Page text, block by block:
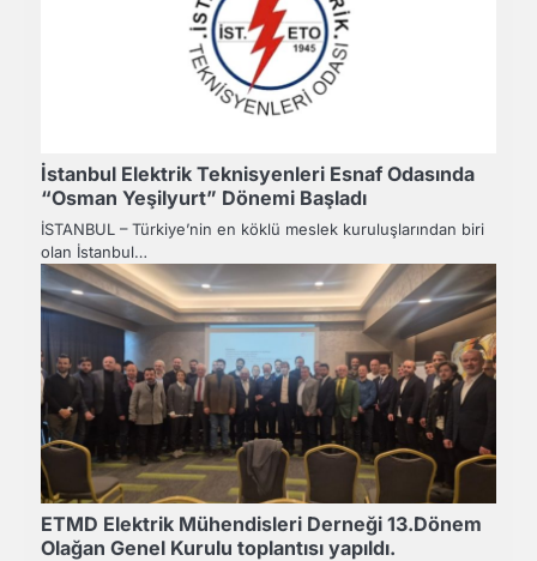
İstanbul Elektrik Teknisyenleri Esnaf Odasında
“Osman Yeşilyurt” Dönemi Başladı
İSTANBUL – Türkiye’nin en köklü meslek kuruluşlarından biri
olan İstanbul…
ETMD Elektrik Mühendisleri Derneği 13.Dönem
Olağan Genel Kurulu toplantısı yapıldı.